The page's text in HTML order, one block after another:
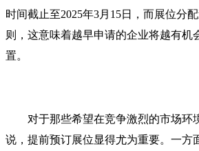
时间截止至2025年3月15日，而展位分
则，这意味着越早申请的企业将越有机
置。
对于那些希望在竞争激烈的市场环
说，提前预订展位显得尤为重要。一方